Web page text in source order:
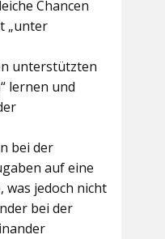
Chancen
„unter
unterstützten
lernen und
bei der
auf eine
jedoch nicht
bei der